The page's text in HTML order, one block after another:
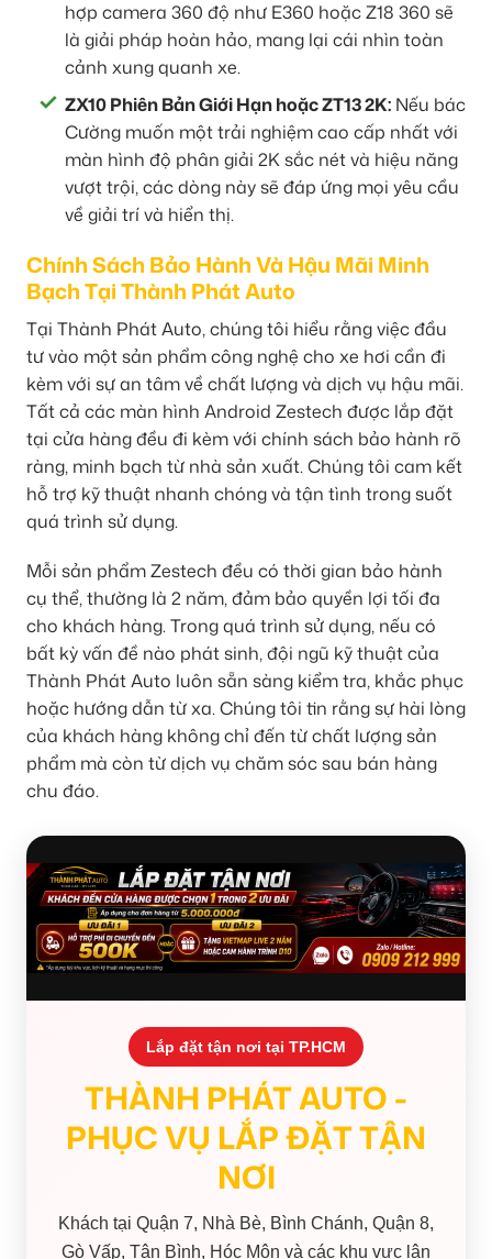
hợp camera 360 độ như E360 hoặc Z18 360 sẽ
là giải pháp hoàn hảo, mang lại cái nhìn toàn
cảnh xung quanh xe.
ZX10 Phiên Bản Giới Hạn hoặc ZT13 2K: Nếu bác
Cường muốn một trải nghiệm cao cấp nhất với
màn hình độ phân giải 2K sắc nét và hiệu năng
vượt trội, các dòng này sẽ đáp ứng mọi yêu cầu
về giải trí và hiển thị.
Chính Sách Bảo Hành Và Hậu Mãi Minh
Bạch Tại Thành Phát Auto
Tại Thành Phát Auto, chúng tôi hiểu rằng việc đầu
tư vào một sản phẩm công nghệ cho xe hơi cần đi
kèm với sự an tâm về chất lượng và dịch vụ hậu mãi.
Tất cả các màn hình Android Zestech được lắp đặt
tại cửa hàng đều đi kèm với chính sách bảo hành rõ
ràng, minh bạch từ nhà sản xuất. Chúng tôi cam kết
hỗ trợ kỹ thuật nhanh chóng và tận tình trong suốt
quá trình sử dụng.
Mỗi sản phẩm Zestech đều có thời gian bảo hành
cụ thể, thường là 2 năm, đảm bảo quyền lợi tối đa
cho khách hàng. Trong quá trình sử dụng, nếu có
bất kỳ vấn đề nào phát sinh, đội ngũ kỹ thuật của
Thành Phát Auto luôn sẵn sàng kiểm tra, khắc phục
hoặc hướng dẫn từ xa. Chúng tôi tin rằng sự hài lòng
của khách hàng không chỉ đến từ chất lượng sản
phẩm mà còn từ dịch vụ chăm sóc sau bán hàng
chu đáo.
Lắp đặt tận nơi tại TP.HCM
THÀNH PHÁT AUTO -
PHỤC VỤ LẮP ĐẶT TẬN
NƠI
Khách tại Quận 7, Nhà Bè, Bình Chánh, Quận 8,
Gò Vấp, Tân Bình, Hóc Môn và các khu vực lân